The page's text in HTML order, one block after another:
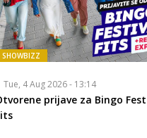
SHOWBIZZ
Tue, 4 Aug 2026 - 13:14
prijave za Bingo